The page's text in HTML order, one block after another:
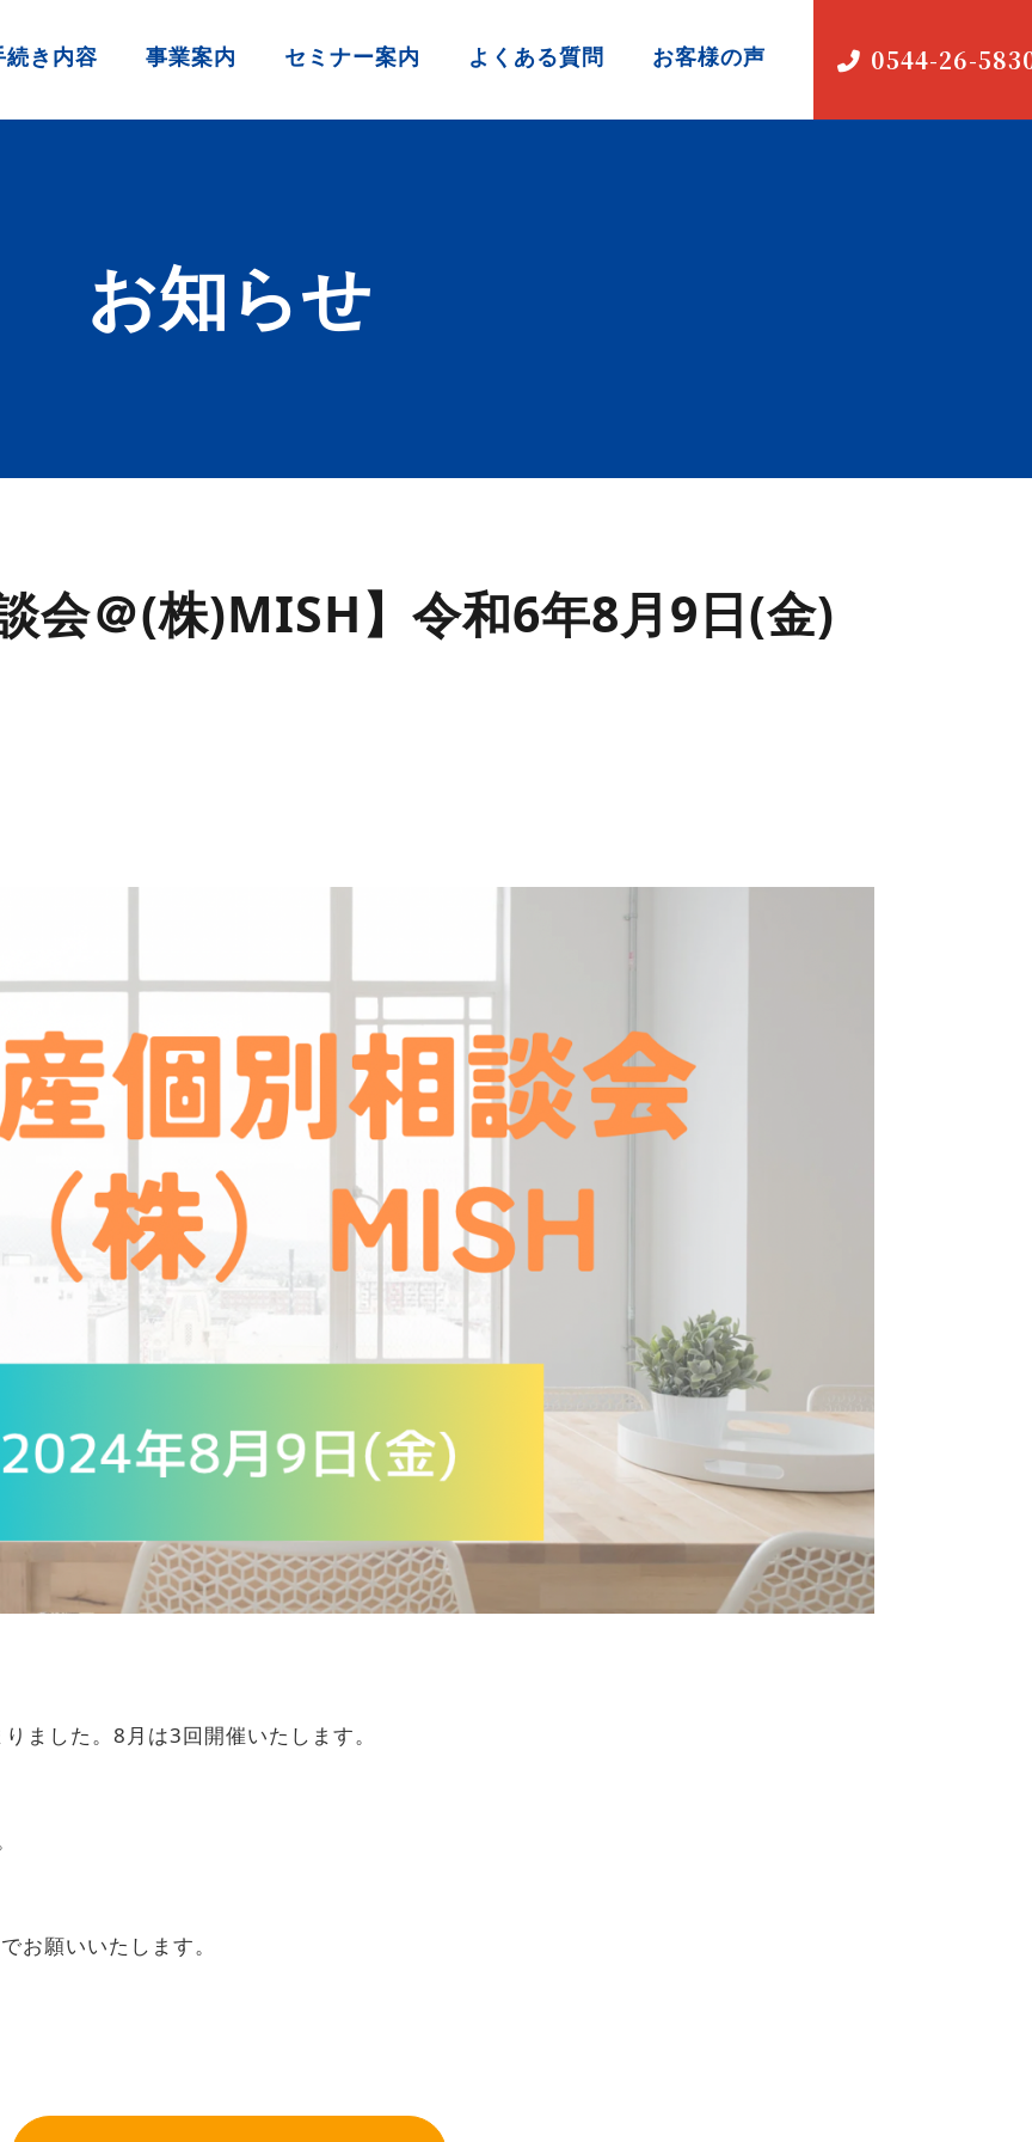
き内容 事業案内 セミナー案内 よくある質問 お客様の声 0544-26-
お知らせ
会＠(株)MISH】令和6年8月9日(金)
ました。8月は3回開催いたします。
願いいたします。